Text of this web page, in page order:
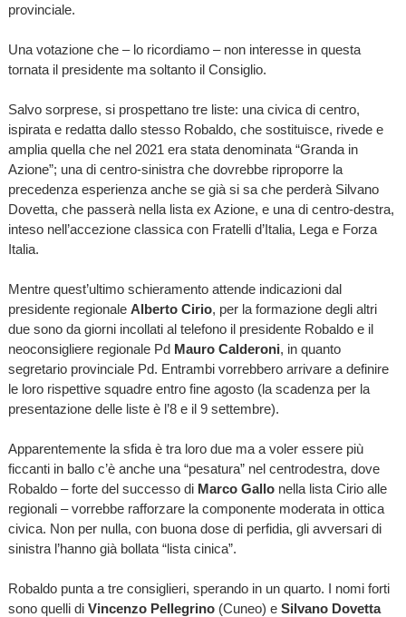
provinciale.
Una votazione che – lo ricordiamo – non interesse in questa
tornata il presidente ma soltanto il Consiglio.
Salvo sorprese, si prospettano tre liste: una civica di centro,
ispirata e redatta dallo stesso Robaldo, che sostituisce, rivede e
amplia quella che nel 2021 era stata denominata “Granda in
Azione”; una di centro-sinistra che dovrebbe riproporre la
precedenza esperienza anche se già si sa che perderà Silvano
Dovetta, che passerà nella lista ex Azione, e una di centro-destra,
inteso nell’accezione classica con Fratelli d’Italia, Lega e Forza
Italia.
Mentre quest’ultimo schieramento attende indicazioni dal
presidente regionale Alberto Cirio, per la formazione degli altri
due sono da giorni incollati al telefono il presidente Robaldo e il
neoconsigliere regionale Pd Mauro Calderoni, in quanto
segretario provinciale Pd. Entrambi vorrebbero arrivare a definire
le loro rispettive squadre entro fine agosto (la scadenza per la
presentazione delle liste è l’8 e il 9 settembre).
Apparentemente la sfida è tra loro due ma a voler essere più
ficcanti in ballo c’è anche una “pesatura” nel centrodestra, dove
Robaldo – forte del successo di Marco Gallonella lista Cirio alle
regionali – vorrebbe rafforzare la componente moderata in ottica
civica. Non per nulla, con buona dose di perfidia, gli avversari di
sinistra l’hanno già bollata “lista cinica”.
Robaldo punta a tre consiglieri, sperando in un quarto. I nomi forti
sono quelli di Vincenzo Pellegrino(Cuneo) e Silvano Dovetta